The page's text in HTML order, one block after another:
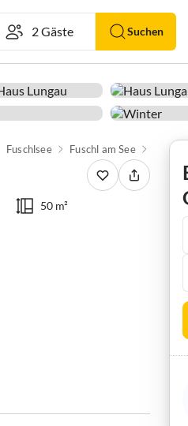
Suchen
Fuschlsee Fuschl am See
50 m²